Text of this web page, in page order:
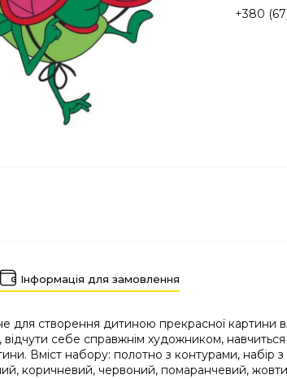
+380
Інформація для замовлення
для створення дитиною прекрасної
себе справжнім художником,
Вміст набору: полотно з контурами, набір
коричневий, червоний, помаранчевий,